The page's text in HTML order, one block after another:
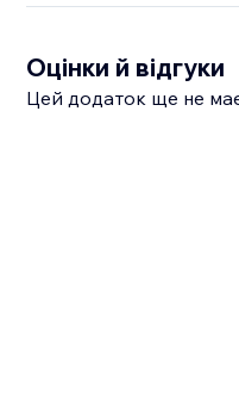
Оцінки й відгуки
Цей додаток ще не